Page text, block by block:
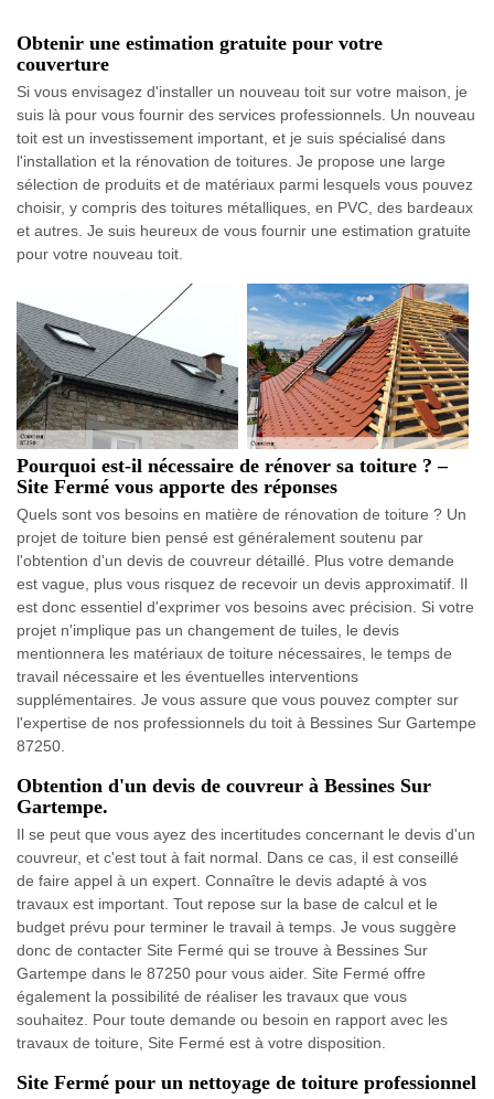
Obtenir une estimation gratuite pour votre
couverture
Si vous envisagez d'installer un nouveau toit sur votre maison, je
suis là pour vous fournir des services professionnels. Un nouveau
toit est un investissement important, et je suis spécialisé dans
l'installation et la rénovation de toitures. Je propose une large
sélection de produits et de matériaux parmi lesquels vous pouvez
choisir, y compris des toitures métalliques, en PVC, des bardeaux
et autres. Je suis heureux de vous fournir une estimation gratuite
pour votre nouveau toit.
Pourquoi est-il nécessaire de rénover sa toiture ? –
Site Fermé vous apporte des réponses
Quels sont vos besoins en matière de rénovation de toiture ? Un
projet de toiture bien pensé est généralement soutenu par
l'obtention d'un devis de couvreur détaillé. Plus votre demande
est vague, plus vous risquez de recevoir un devis approximatif. Il
est donc essentiel d'exprimer vos besoins avec précision. Si votre
projet n'implique pas un changement de tuiles, le devis
mentionnera les matériaux de toiture nécessaires, le temps de
travail nécessaire et les éventuelles interventions
supplémentaires. Je vous assure que vous pouvez compter sur
l'expertise de nos professionnels du toit à Bessines Sur Gartempe
87250.
Obtention d'un devis de couvreur à Bessines Sur
Gartempe.
Il se peut que vous ayez des incertitudes concernant le devis d'un
couvreur, et c'est tout à fait normal. Dans ce cas, il est conseillé
de faire appel à un expert. Connaître le devis adapté à vos
travaux est important. Tout repose sur la base de calcul et le
budget prévu pour terminer le travail à temps. Je vous suggère
donc de contacter Site Fermé qui se trouve à Bessines Sur
Gartempe dans le 87250 pour vous aider. Site Fermé offre
également la possibilité de réaliser les travaux que vous
souhaitez. Pour toute demande ou besoin en rapport avec les
travaux de toiture, Site Fermé est à votre disposition.
Site Fermé pour un nettoyage de toiture professionnel